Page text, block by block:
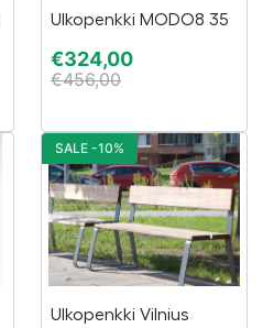
Ulkopenkki MODO8 35
€324,00
€456,00
Ulkopenkki Vilnius
SALE -10%